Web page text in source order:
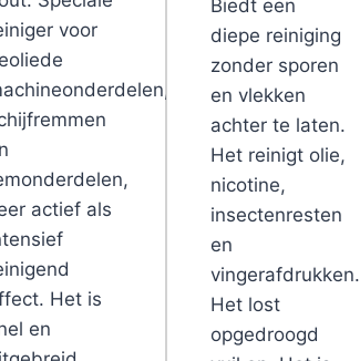
voor
actief als
Het is
en
Biedt een
diepe reiniging
zonder sporen
en vlekken
achter te laten.
Het reinigt olie,
nicotine,
insectenresten
en
vingerafdrukken.
Het lost
opgedroogd